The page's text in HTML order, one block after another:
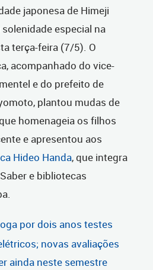
japonesa de Himeji
especial na
terça-feira (7/5). O
acompanhado do vice-
e do prefeito de
plantou mudas de
homenageia os filhos
e apresentou aos
Hideo Handa, que integra
e bibliotecas
por dois anos testes
novas avaliações
ainda neste semestre